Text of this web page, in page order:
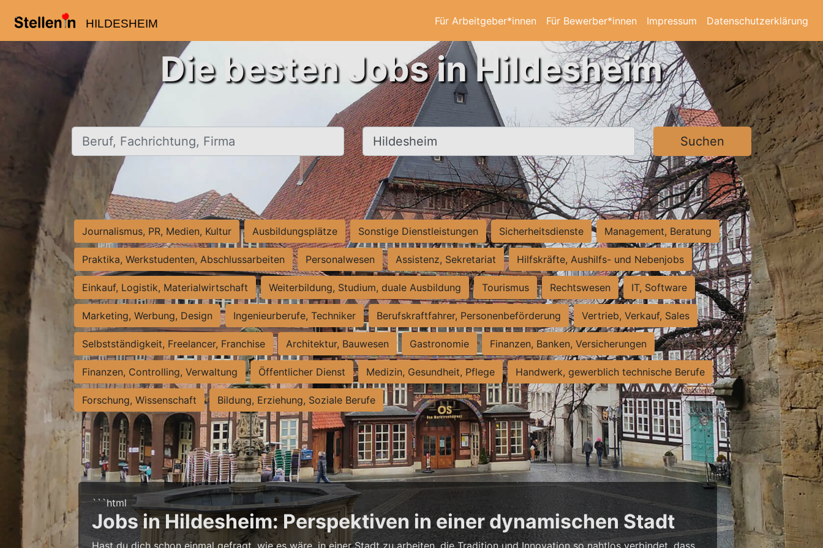
HILDESHEIM Für Arbeitgeber*innen Für Bewerber*innen Impressum Datenschutzerklärung
Die besten Jobs in Hildesheim
Beruf, Fachrichtung, Firma Ort, Stadt Suchen
Journalismus, PR, Medien, Kultur Ausbildungsplätze Sonstige Dienstleistungen Sicherheitsdienste Management, Beratung
Praktika, Werkstudenten, Abschlussarbeiten Personalwesen Assistenz, Sekretariat Hilfskräfte, Aushilfs- und Nebenjobs
Einkauf, Logistik, Materialwirtschaft Weiterbildung, Studium, duale Ausbildung Tourismus Rechtswesen IT, Software
Marketing, Werbung, Design Ingenieurberufe, Techniker Berufskraftfahrer, Personenbeförderung Vertrieb, Verkauf, Sales
Selbstständigkeit, Freelancer, Franchise Architektur, Bauwesen Gastronomie Finanzen, Banken, Versicherungen
Finanzen, Controlling, Verwaltung Öffentlicher Dienst Medizin, Gesundheit, Pflege Handwerk, gewerblich technische Berufe
Forschung, Wissenschaft Bildung, Erziehung, Soziale Berufe
```html
Jobs in Hildesheim: Perspektiven in einer dynamischen Stadt